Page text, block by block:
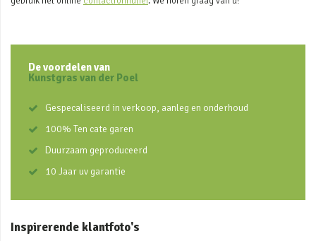
De voordelen van
Kunstgras van der Poel
Gespecaliseerd in verkoop, aanleg en onderhoud
100% Ten cate garen
Duurzaam geproduceerd
10 Jaar uv garantie
Inspirerende klantfoto's